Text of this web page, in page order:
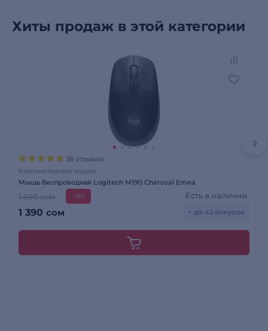
Хиты продаж в этой категории
38 отзывов
Компьютерные мыши
Мышь беспроводная Logitech M190 Charcoal Emea
1 690 сом -18%
1 390 сом
Есть в наличии
+ до 42 бонусов